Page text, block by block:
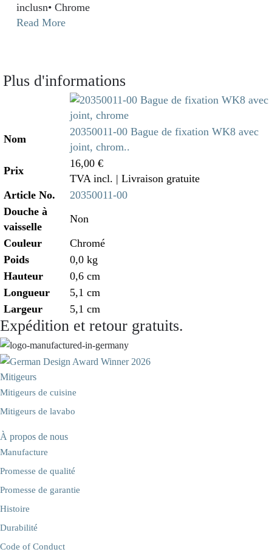
inclusn• Chrome
Read More
Plus d'informations
Nom
20350011-00 Bague de fixation WK8 avec
joint, chrom..
Prix
16,00 €
TVA incl. | Livraison gratuite
Article No.
20350011-00
Douche à
vaisselle
Non
Couleur
Chromé
Poids
0,0 kg
Hauteur
0,6 cm
Longueur
5,1 cm
Largeur
5,1 cm
Expédition et retour gratuits.
Mitigeurs
Mitigeurs de cuisine
Mitigeurs de lavabo
À propos de nous
Manufacture
Promesse de qualité
Promesse de garantie
Histoire
Durabilité
Code of Conduct